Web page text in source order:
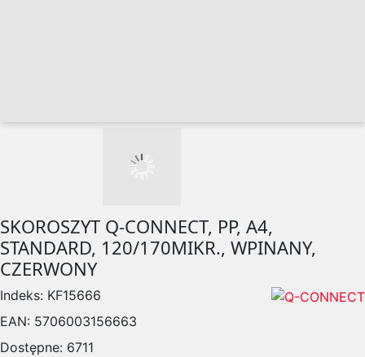
SKOROSZYT Q-CONNECT, PP, A4,
STANDARD, 120/170MIKR., WPINANY,
CZERWONY
Indeks: KF15666
EAN: 5706003156663
Dostępne: 6711